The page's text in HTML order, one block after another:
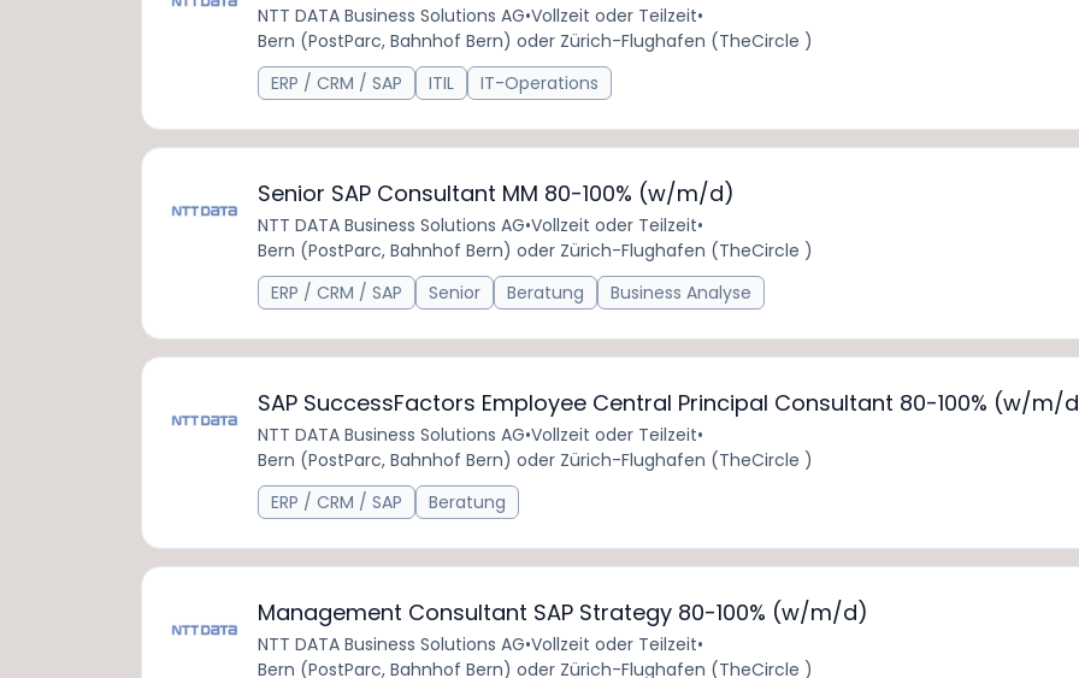
NTT DATA Business Solutions AG•Vollzeit oder Teilzeit•
Bern (PostParc, Bahnhof Bern) oder Zürich-Flughafen (TheCircle )
ERP / CRM / SAP
ITIL IT-Operations
Senior SAP Consultant MM 80-100% (w/m/d)
NTT DATA Business Solutions AG•Vollzeit oder Teilzeit•
Bern (PostParc, Bahnhof Bern) oder Zürich-Flughafen (TheCircle )
ERP / CRM / SAP
Senior Beratung Business Analyse
SAP SuccessFactors Employee Central Principal Consultant 80-100% (w/m/
NTT DATA Business Solutions AG•Vollzeit oder Teilzeit•
Bern (PostParc, Bahnhof Bern) oder Zürich-Flughafen (TheCircle )
ERP / CRM / SAP
Beratung
Management Consultant SAP Strategy 80-100% (w/m/d)
NTT DATA Business Solutions AG•Vollzeit oder Teilzeit•
Bern (PostParc, Bahnhof Bern) oder Zürich-Flughafen (TheCircle )